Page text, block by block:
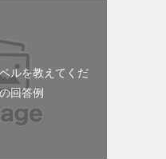
ルを教えてくだ
回答例